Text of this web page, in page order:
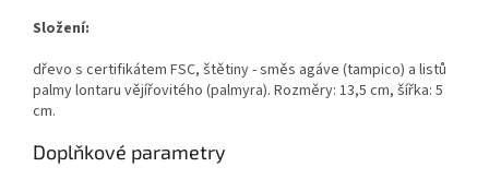
Složení:
dřevo s certifikátem FSC, štětiny - směs agáve (tampico) a listů
palmy lontaru vějířovitého (palmyra). Rozměry: 13,5 cm, šířka: 5
cm.
Doplňkové parametry